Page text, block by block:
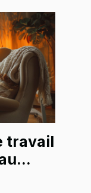
travail